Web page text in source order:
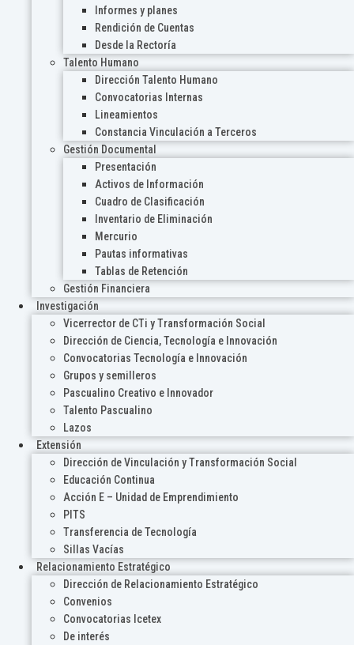
Informes y planes
Rendición de Cuentas
Desde la Rectoría
Talento Humano
Dirección Talento Humano
Convocatorias Internas
Lineamientos
Constancia Vinculación a Terceros
Gestión Documental
Presentación
Activos de Información
Cuadro de Clasificación
Inventario de Eliminación
Mercurio
Pautas informativas
Tablas de Retención
Gestión Financiera
Investigación
Vicerrector de CTi y Transformación Social
Dirección de Ciencia, Tecnología e Innovación
Convocatorias Tecnología e Innovación
Grupos y semilleros
Pascualino Creativo e Innovador
Talento Pascualino
Lazos
Extensión
Dirección de Vinculación y Transformación Social
Educación Continua
Acción E – Unidad de Emprendimiento
PITS
Transferencia de Tecnología
Sillas Vacías
Relacionamiento Estratégico
Dirección de Relacionamiento Estratégico
Convenios
Convocatorias Icetex
De interés